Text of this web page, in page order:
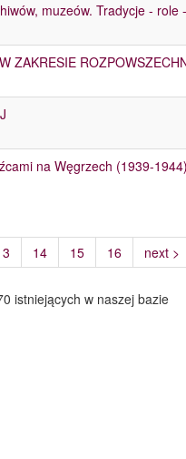
muzeów. Tradycje - role
ZAKRESIE
na Węgrzech (1939-
14 15 16 next >
istniejących w naszej bazie